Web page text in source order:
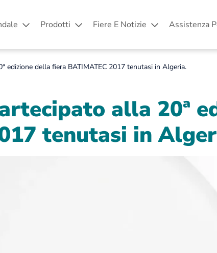
Prodotti Fiere E Notizie Assistenza
edizione della fiera BATIMATEC 2017 tenutasi in Algeria.
alla 20ª
tenutasi in